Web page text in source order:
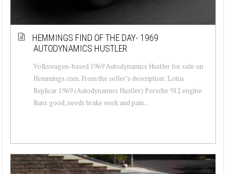
HEMMINGS FIND OF THE DAY- 1969
AUTODYNAMICS HUSTLER
Volkswagen-based 1969 Autodynamics Hustler for sale on
Hemmings.com. From the seller’s description: Lotus
Replicar 1969 (Autodynamics Hustler) Porsche 912 engine.
Runs good, needs brake work and pain...